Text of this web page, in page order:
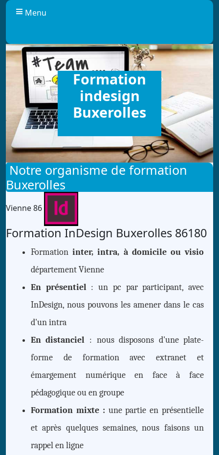
Menu
Formation
indesign
Buxerolles
Notre organisme de formation
Buxerolles
Vienne 86
Formation InDesign Buxerolles 86180
Formationinter, intra, à domicile ou visio
département Vienne
En présentiel: un pc par participant, avec
InDesign, nous pouvons les amener dans le cas
d'un intra
En distanciel : nous disposons d'une plate-
forme de formation avec extranet et
émargement numérique en face à face
pédagogique ou en groupe
Formation mixte : une partie en présentielle
et après quelques semaines, nous faisons un
rappel en ligne
Panneau de gestion des cookies